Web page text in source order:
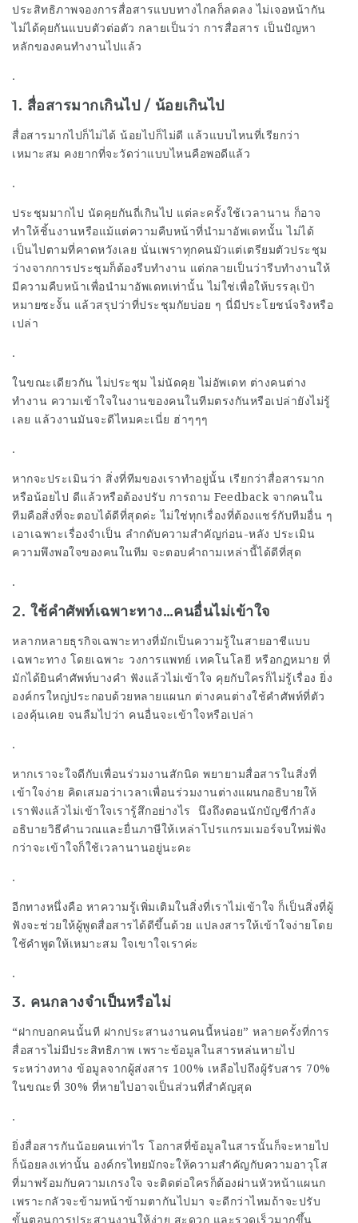
ประสิทธิภาพจองการสื่อสารแบบทางไกลก็ลดลง ไม่เจอหน้ากัน
ไม่ได้คุยกันแบบตัวต่อตัว กลายเป็นว่า การสื่อสาร เป็นปัญหา
หลักของคนทำงานไปแล้ว
.
1. สื่อสารมากเกินไป / น้อยเกินไป
สื่อสารมากไปก็ไม่ได้ น้อยไปก็ไม่ดี แล้วแบบไหนที่เรียกว่า
เหมาะสม คงยากที่จะวัดว่าแบบไหนคือพอดีแล้ว
.
ประชุมมากไป นัดคุยกันถี่เกินไป แต่ละครั้งใช้เวลานาน ก็อาจ
ทำให้ชิ้นงานหรือแม้แต่ความคืบหน้าที่นำมาอัพเดทนั้น ไม่ได้
เป็นไปตามที่คาดหวังเลย นั่นเพราทุกคนมัวแต่เตรียมตัวประชุม
ว่างจากการประชุมก็ต้องรีบทำงาน แต่กลายเป็นว่ารีบทำงานให้
มีความคืบหน้าเพื่อนำมาอัพเดทเท่านั้น ไม่ใช่เพื่อให้บรรลุเป้า
หมายซะงั้น แล้วสรุปว่าที่ประชุมกัยบ่อย ๆ นี่มีประโยชน์จริงหรือ
เปล่า
.
ในขณะเดียวกัน ไม่ประชุม ไม่นัดคุย ไม่อัพเดท ต่างคนต่าง
ทำงาน ความเข้าใจในงานของคนในทีมตรงกันหรือเปล่ายังไม่รู้
เลย แล้วงานมันจะดีไหมคะเนี่ย ฮ่าๆๆๆ
.
หากจะประเมินว่า สิ่งที่ทีมของเราทำอยู่นั้น เรียกว่าสื่อสารมาก
หรือน้อยไป ดีแล้วหรือต้องปรับ การถาม Feedback จากคนใน
ทีมคือสิ่งที่จะตอบได้ดีที่สุดค่ะ ไม่ใช่ทุกเรื่องที่ต้องแชร์กับทีมอื่น ๆ
เอาเฉพาะเรื่องจำเป็น ลำกดับความสำคัญก่อน-หลัง ประเมิน
ความพึงพอใจของคนในทีม จะตอบคำถามเหล่านี้ได้ดีที่สุด
.
2. ใช้คำศัพท์เฉพาะทาง…คนอื่นไม่เข้าใจ
หลากหลายธุรกิจเฉพาะทางที่มักเป็นความรู้ในสายอาชีแบบ
เฉพาะทาง โดยเฉพาะ วงการแพทย์ เทคโนโลยี หรือกฏหมาย ที่
มักได้ยินคำศัพท์บางคำ ฟังแล้วไม่เข้าใจ คุยกับใครก็ไม่รู้เรื่อง ยิ่ง
องค์กรใหญ่ประกอบด้วยหลายแผนก ต่างคนต่างใช้คำศัพท์ที่ตัว
เองคุ้นเคย จนลืมไปว่า คนอื่นจะเข้าใจหรือเปล่า
.
หากเราจะใจดีกับเพื่อนร่วมงานสักนิด พยายามสื่อสารในสิ่งที่
เข้าใจง่าย คิดเสมอว่าเวลาเพื่อนร่วมงานต่างแผนกอธิบายให้
เราฟังแล้วไม่เข้าใจเรารู้สึกอย่างไร นึงถึงตอนนักบัญชีกำลัง
อธิบายวิธีคำนวณและยื่นภาษีให้เหล่าโปรแกรมเมอร์จบใหม่ฟัง
กว่าจะเข้าใจก็ใช้เวลานานอยู่นะคะ
.
อีกทางหนึ่งคือ หาความรู้เพิ่มเติมในสิ่งที่เราไม่เข้าใจ ก็เป็นสิ่งที่ผู้
ฟังจะช่วยให้ผู้พูดสื่อสารได้ดีขึ้นด้วย แปลงสารให้เข้าใจง่ายโดย
ใช้คำพูดให้เหมาะสม ใจเขาใจเราค่ะ
.
3. คนกลางจำเป็นหรือไม่
“ฝากบอกคนนั้นที ฝากประสานงานคนนี้หน่อย” หลายครั้งที่การ
สื่อสารไม่มีประสิทธิภาพ เพราะข้อมูลในสารหล่นหายไป
ระหว่างทาง ข้อมูลจากผู้ส่งสาร 100% เหลือไปถึงผู้รับสาร 70%
ในขณะที่ 30% ที่หายไปอาจเป็นส่วนที่สำคัญสุด
.
ยิ่งสื่อสารกันน้อยคนเท่าไร โอกาสที่ข้อมูลในสารนั้นก็จะหายไป
ก็น้อยลงเท่านั้น องค์กรไทยมักจะให้ความสำคัญกับความอาวุโส
ที่มาพร้อมกับความเกรงใจ จะติดต่อใครก็ต้องผ่านหัวหน้าแผนก
เพราะกลัวจะข้ามหน้าข้ามตากันไปมา จะดีกว่าไหมถ้าจะปรับ
ขั้นตอนการประสานงานให้ง่าย สะดวก และรวดเร็วมากขึ้น